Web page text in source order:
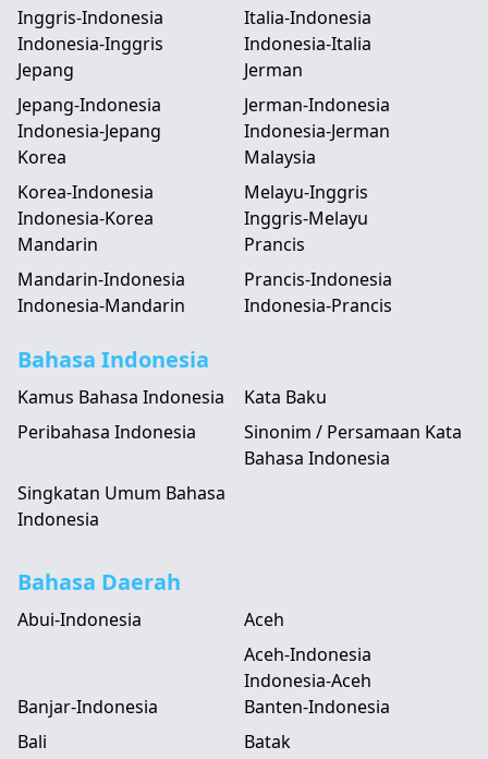
Inggris-Indonesia
Indonesia-Inggris
Italia-Indonesia
Indonesia-Italia
Jepang
Jepang-Indonesia
Indonesia-Jepang
Jerman
Jerman-Indonesia
Indonesia-Jerman
Korea
Korea-Indonesia
Indonesia-Korea
Malaysia
Melayu-Inggris
Inggris-Melayu
Mandarin
Mandarin-Indonesia
Indonesia-Mandarin
Prancis
Prancis-Indonesia
Indonesia-Prancis
Bahasa Indonesia
Kamus Bahasa Indonesia
Kata Baku
Peribahasa Indonesia
Sinonim / Persamaan Kata
Bahasa Indonesia
Singkatan Umum Bahasa
Indonesia
Bahasa Daerah
Abui-Indonesia
Aceh
Aceh-Indonesia
Indonesia-Aceh
Banjar-Indonesia
Banten-Indonesia
Bali
Batak